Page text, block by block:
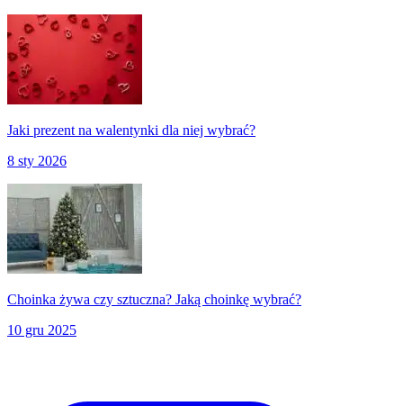
Jaki prezent na walentynki dla niej wybrać?
8 sty 2026
Choinka żywa czy sztuczna? Jaką choinkę wybrać?
10 gru 2025